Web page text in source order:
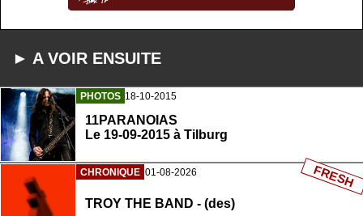
► A VOIR ENSUITE
PHOTOS 18-10-2015
11PARANOIAS
Le 19-09-2015 à Tilburg
CHRONIQUE 01-08-2026
TROY THE BAND - (des)
FRESH